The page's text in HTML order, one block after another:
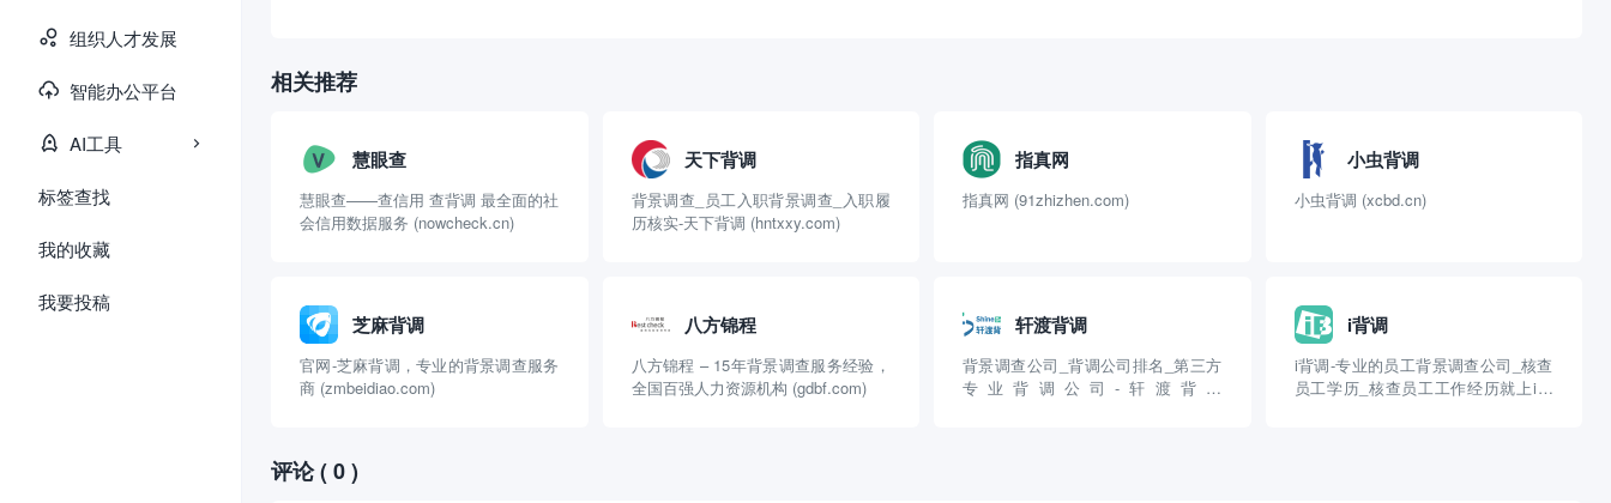
组织人才发展
智能办公平台
AI工具
标签查找
我的收藏
我要投稿
相关推荐
慧眼查
慧眼查——查信用 查背调 最全面的社
会信用数据服务 (nowcheck.cn)
天下背调
背景调查_员工入职背景调查_入职履
历核实-天下背调 (hntxxy.com)
指真网
指真网 (91zhizhen.com)
小虫背调
小虫背调 (xcbd.cn)
芝麻背调
官网-芝麻背调，专业的背景调查服务
商 (zmbeidiao.com)
八方锦程
八方锦程 – 15年背景调查服务经验，
全国百强人力资源机构 (gdbf.com)
轩渡背调
背景调查公司_背调公司排名_第三方
专业背调公司-轩渡背调
i背调
i背调-专业的员工背景调查公司_核查
员工学历_核查员工工作经历就上i背
评论( 0 )